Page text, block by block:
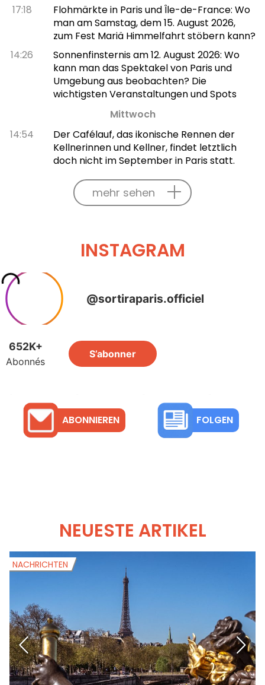
17:18
Flohmärkte in Paris und Île-de-France: Wo
man am Samstag, dem 15. August 2026,
zum Fest Mariä Himmelfahrt stöbern kann?
14:26
Sonnenfinsternis am 12. August 2026: Wo
kann man das Spektakel von Paris und
Umgebung aus beobachten? Die
wichtigsten Veranstaltungen und Spots
Mittwoch
14:54
Der Cafélauf, das ikonische Rennen der
Kellnerinnen und Kellner, findet letztlich
doch nicht im September in Paris statt.
mehr sehen
INSTAGRAM
ABONNIEREN FOLGEN
NEUESTE ARTIKEL
NACHRICHTEN